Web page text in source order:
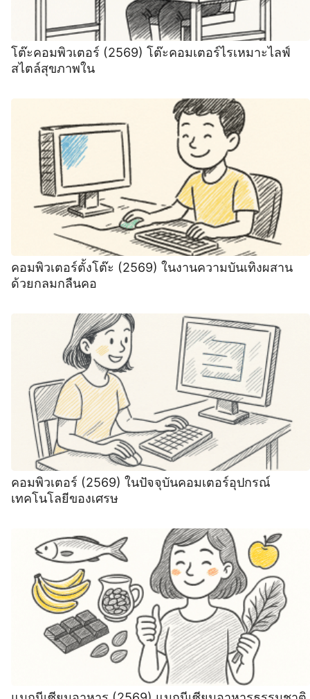
โต๊ะคอมพิวเตอร์ (2569) ️โต๊ะคอมเตอร์ไรเหมาะไลฟ์
สไตล์สุขภาพใน
คอมพิวเตอร์ตั้งโต๊ะ (2569) ในงานความบันเทิงผสาน
ด้วยกลมกลืนคอ
คอมพิวเตอร์ (2569) ในปัจจุบันคอมเตอร์อุปกรณ์
เทคโนโลยีของเศรษ